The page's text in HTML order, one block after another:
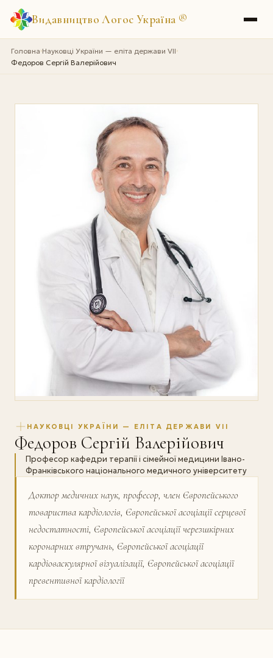
Видавництво Логос Україна ®
Головна›Науковці України — еліта держави VII›
Федоров Сергій Валерійович
НАУКОВЦІ УКРАЇНИ — ЕЛІТА ДЕРЖАВИ VII
Федоров Сергій Валерійович
Професор кафедри терапії і сімейної медицини Івано-
Франківського національного медичного університету
Доктор медичних наук, професор, член Європейського
товариства кардіологів, Європейської асоціації серцевої
недостатності, Європейської асоціації черезшкірних
коронарних втручань, Європейської асоціації
кардіоваскулярної візуалізації, Європейської асоціації
превентивної кардіології